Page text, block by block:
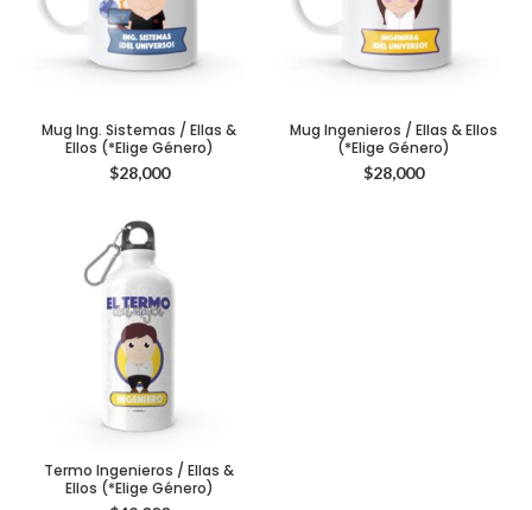
Mug Ing. Sistemas / Ellas &
Ellos (*Elige Género)
$28,000
Mug Ingenieros / Ellas & Ellos
(*Elige Género)
$28,000
Termo Ingenieros / Ellas &
Ellos (*Elige Género)